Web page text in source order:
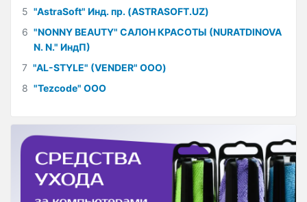
5 "AstraSoft" Инд. пр. (ASTRASOFT.UZ)
6 "NONNY BEAUTY" САЛОН КРАСОТЫ (NURATDINOVA
N. N." ИндП)
7 "AL-STYLE" (VENDER" ООО)
8 "Tezcode" ООО